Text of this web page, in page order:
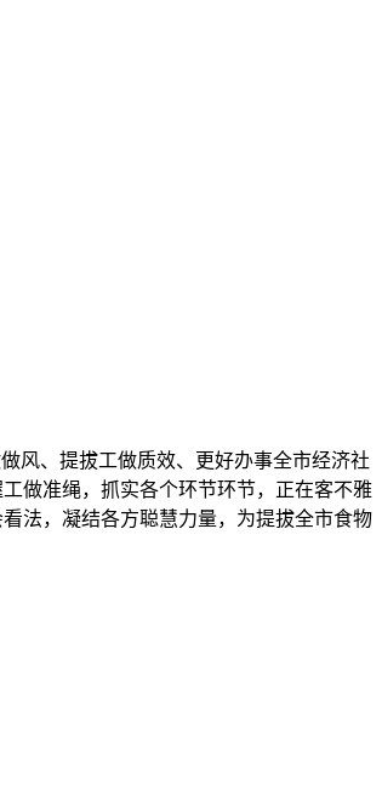
风、提拔工做质效、更好办事全市经济社
做准绳，抓实各个环节环节，正在客不雅
法，凝结各方聪慧力量，为提拔全市食物